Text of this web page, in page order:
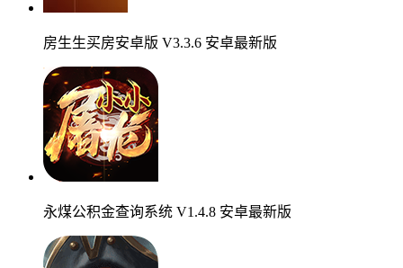
房生生买房安卓版 V3.3.6 安卓最新版
永煤公积金查询系统 V1.4.8 安卓最新版